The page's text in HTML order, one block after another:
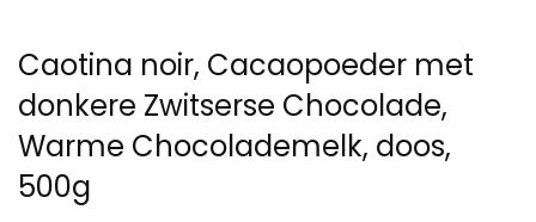
Caotina noir, Cacaopoeder met
donkere Zwitserse Chocolade,
Warme Chocolademelk, doos,
500g